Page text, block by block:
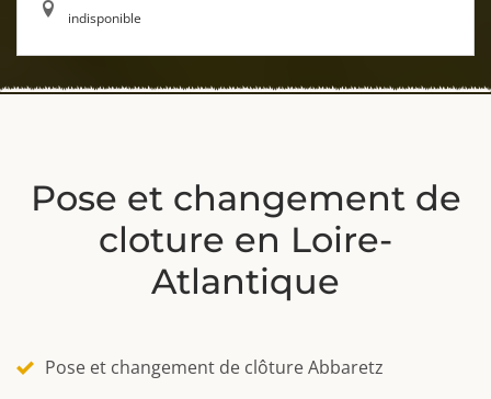
indisponible
Pose et changement de
cloture en Loire-
Atlantique
Pose et changement de clôture Abbaretz